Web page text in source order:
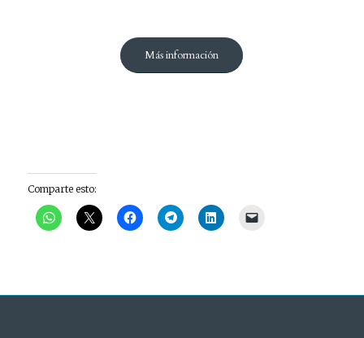
Más información
Comparte esto: